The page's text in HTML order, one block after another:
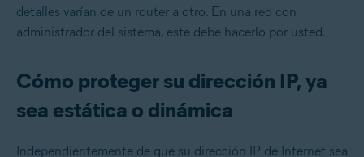
detalles varían de un router a otro. En una red con
administrador del sistema, este debe hacerlo por usted.
Cómo proteger su dirección IP, ya
sea estática o dinámica
Independientemente de que su dirección IP de Internet sea